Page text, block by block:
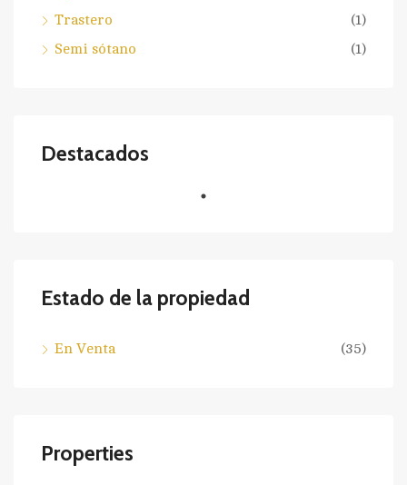
Trastero
(1)
Semi sótano
(1)
Destacados
Estado de la propiedad
En Venta (35)
Properties